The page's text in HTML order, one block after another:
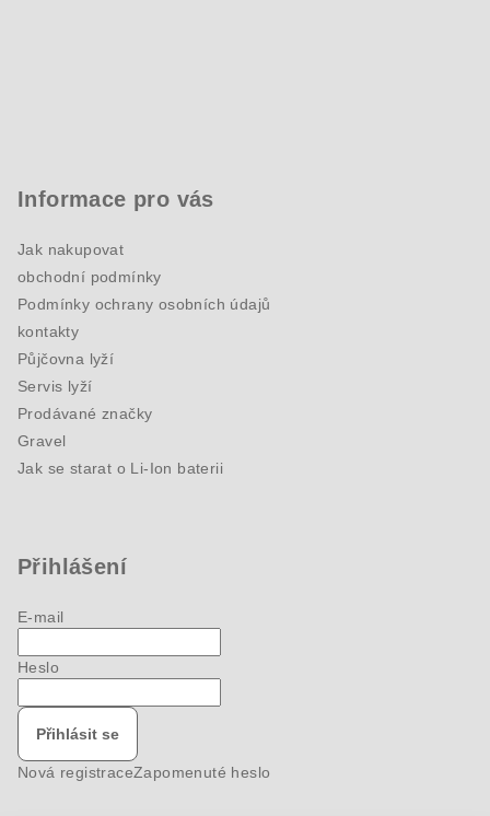
Informace pro vás
Jak nakupovat
obchodní podmínky
Podmínky ochrany osobních údajů
kontakty
Půjčovna lyží
Servis lyží
Prodávané značky
Gravel
Jak se starat o Li-Ion baterii
Přihlášení
E-mail
Heslo
Přihlásit se
Nová registraceZapomenuté heslo